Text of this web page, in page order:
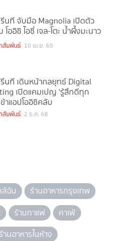
นที จับมือ Magnolia เปิดตัว
โออิชิ ไอซี่ เจล-โตะ น้ำผึ้งมะนาว
สัมพันธ์ 10 เม.ย. 69
นที เดินหน้ากลยุทธ์ Digital
เปิดแคมเปญ 'รู้สึกดีทุก
าแอปโออิชิคลับ
สัมพันธ์ 2 ธ.ค. 68
ล้ฉัน
ร้านอาหารกรุงเทพ
ร้านกาแฟ
คาเฟ่
ร้านอาหารในห้าง